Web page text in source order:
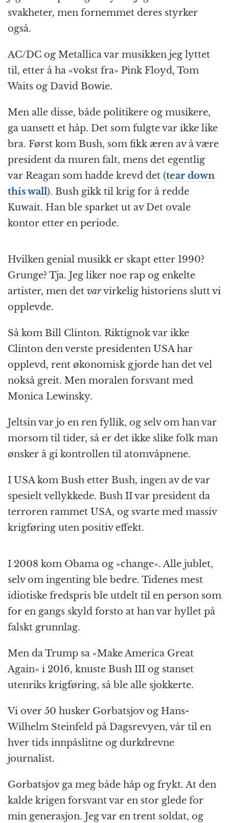
svakheter, men fornemmet deres styrker
også.
AC/DC og Metallica var musikken jeg lyttet
til, etter å ha «vokst fra» Pink Floyd, Tom
Waits og David Bowie.
Men alle disse, både politikere og musikere,
ga uansett et håp. Det som fulgte var ikke like
bra. Først kom Bush, som fikk æren av å være
president da muren falt, mens det egentlig
var Reagan som hadde krevd det (tear down
this wall). Bush gikk til krig for å redde
Kuwait. Han ble sparket ut av Det ovale
kontor etter en periode.
Hvilken genial musikk er skapt etter 1990?
Grunge? Tja. Jeg liker noe rap og enkelte
artister, men det varvirkelig historiens slutt vi
opplevde.
Så kom Bill Clinton. Riktignok var ikke
Clinton den verste presidenten USA har
opplevd, rent økonomisk gjorde han det vel
nokså greit. Men moralen forsvant med
Monica Lewinsky.
Jeltsin var jo en ren fyllik, og selv om han var
morsom til tider, så er det ikke slike folk man
ønsker å gi kontrollen til atomvåpnene.
I USA kom Bush etter Bush, ingen av de var
spesielt vellykkede. Bush II var president da
terroren rammet USA, og svarte med massiv
krigføring uten positiv effekt.
I 2008 kom Obama og «change». Alle jublet,
selv om ingenting ble bedre. Tidenes mest
idiotiske fredspris ble utdelt til en person som
for en gangs skyld forsto at han var hyllet på
falskt grunnlag.
Men da Trump sa «Make America Great
Again» i 2016, knuste Bush III og stanset
utenriks krigføring, så ble alle sjokkerte.
Vi over 50 husker Gorbatsjov og Hans-
Wilhelm Steinfeld på Dagsrevyen, vår til en
hver tids innpåslitne og durkdrevne
journalist.
Gorbatsjov ga meg både håp og frykt. At den
kalde krigen forsvant var en stor glede for
min generasjon. Jeg var en trent soldat, og